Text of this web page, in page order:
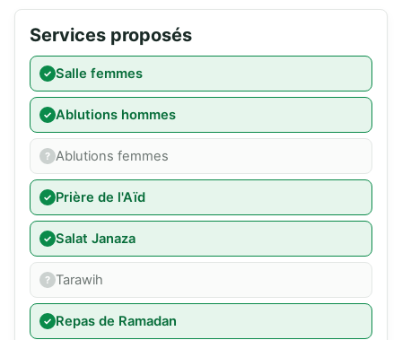
Services proposés
Salle femmes
Ablutions hommes
Ablutions femmes
Prière de l'Aïd
Salat Janaza
Tarawih
Repas de Ramadan